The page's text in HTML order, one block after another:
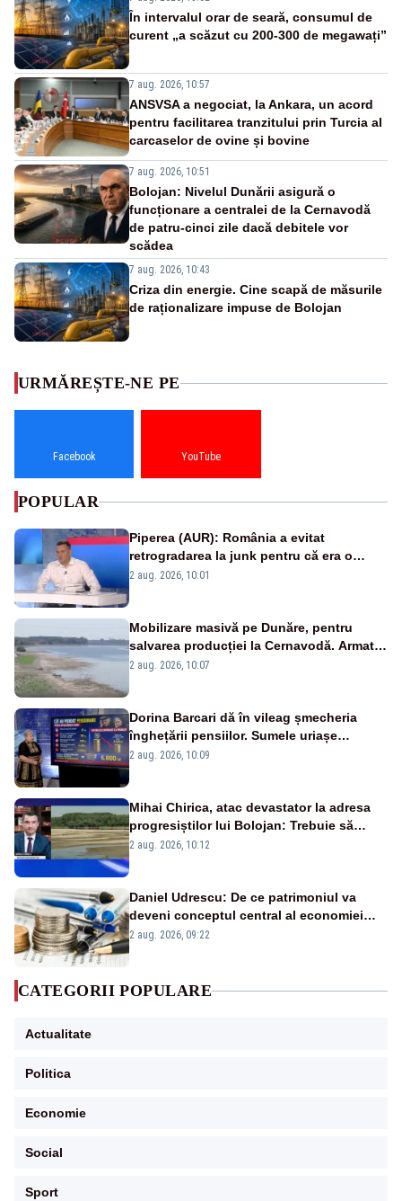
În intervalul orar de seară, consumul de
curent „a scăzut cu 200-300 de megawați”
7 aug. 2026, 10:57
ANSVSA a negociat, la Ankara, un acord
pentru facilitarea tranzitului prin Turcia al
carcaselor de ovine și bovine
7 aug. 2026, 10:51
Bolojan: Nivelul Dunării asigură o
funcționare a centralei de la Cernavodă
de patru-cinci zile dacă debitele vor
scădea
7 aug. 2026, 10:43
Criza din energie. Cine scapă de măsurile
de raționalizare impuse de Bolojan
URMĂREȘTE-NE PE
Facebook YouTube
POPULAR
Piperea (AUR): România a evitat
retrogradarea la junk pentru că era o
catastrofă pentru bănci și fondurile de
2 aug. 2026, 10:01
Mobilizare masivă pe Dunăre, pentru
salvarea producției la Cernavodă. Armata
va detona o stâncă și va devia apa
2 aug. 2026, 10:07
Dorina Barcari dă în vileag șmecheria
înghețării pensiilor. Sumele uriașe
pierdute de fiecare român
2 aug. 2026, 10:09
Mihai Chirica, atac devastator la adresa
progresiștilor lui Bolojan: Trebuie să
protejăm și natura, dar nu șținem omaneii
2 aug. 2026, 10:12
Daniel Udrescu: De ce patrimoniul va
deveni conceptul central al economiei
viitoare?
2 aug. 2026, 09:22
CATEGORII POPULARE
Actualitate
Politica
Economie
Social
Sport